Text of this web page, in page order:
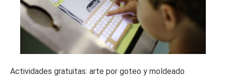
Actividades gratuitas: arte por goteo y moldeado